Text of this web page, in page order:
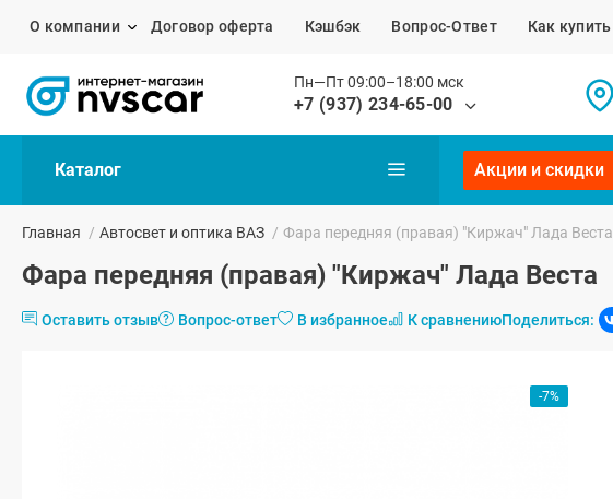
О компании Договор оферта Кэшбэк Вопрос-Ответ Как купить
Пн—Пт 09:00–18:00 мск
+7 (937) 234-65-00
Каталог Акции и скидки
Главная / Автосвет и оптика ВАЗ / Фара передняя (правая) "Киржач" Лада Веста
Фара передняя (правая) "Киржач" Лада Веста
Оставить отзыв Вопрос-ответ В избранное К сравнениюПоделиться:
-7%